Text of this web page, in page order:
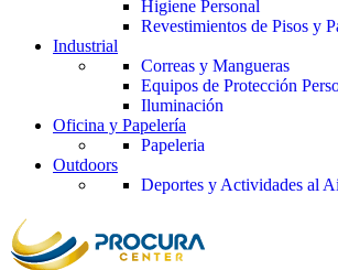
Higiene Personal
Revestimientos de Pisos y
Industrial
Correas y Mangueras
Equipos de Protección
Iluminación
Oficina y Papelería
Papeleria
Outdoors
Deportes y Actividades al